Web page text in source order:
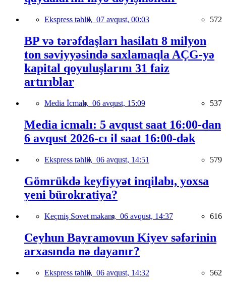
Ekspress təhlil, 07 avqust, 00:03 572
BP və tərəfdaşları hasilatı 8 milyon
ton səviyyəsində saxlamaqla AÇG-yə
kapital qoyuluşlarını 31 faiz
artırıblar
Media İcmalı, 06 avqust, 15:09 537
Media icmalı: 5 avqust saat 16:00-dan
6 avqust 2026-cı il saat 16:00-dək
Ekspress təhlil, 06 avqust, 14:51 579
Gömrükdə keyfiyyət inqilabı, yoxsa
yeni bürokratiya?
Keçmiş Sovet məkanı, 06 avqust, 14:37 616
Ceyhun Bayramovun Kiyev səfərinin
arxasında nə dayanır?
Ekspress təhlil, 06 avqust, 14:32 562